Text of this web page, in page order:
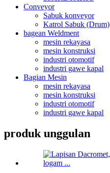
Conveyor
Sabuk konveyor
Katrol Sabuk (Drum)
bagean Weldment
mesin rekayasa
mesin konstruksi
industri otomotif
industri gawe kapal
Bagian Mesin
mesin rekayasa
mesin konstruksi
industri otomotif
industri gawe kapal
produk unggulan